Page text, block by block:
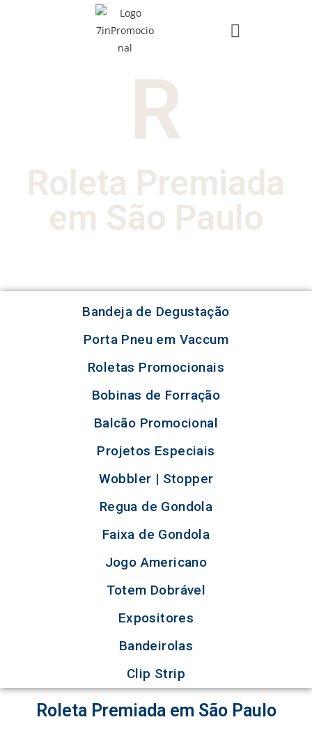
R
Roleta Premiada
em São Paulo
Bandeja de Degustação
Porta Pneu em Vaccum
Roletas Promocionais
Bobinas de Forração
Balcão Promocional
Projetos Especiais
Wobbler | Stopper
Regua de Gondola
Faixa de Gondola
Jogo Americano
Totem Dobrável
Expositores
Bandeirolas
Clip Strip
Roleta Premiada em São Paulo